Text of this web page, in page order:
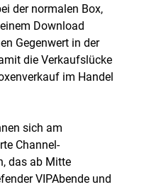
der normalen Box,
Download
Gegenwert in der
die Verkaufslücke
im Handel
sich am
Channel-
das ab Mitte
VIPAbende und